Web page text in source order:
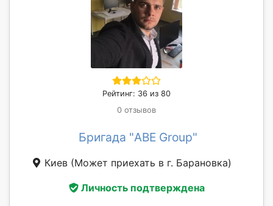
Рейтинг: 36 из 80
0 отзывов
Бригада "ABE Group"
Киев (Может приехать в г. Барановка)
Личность подтверждена